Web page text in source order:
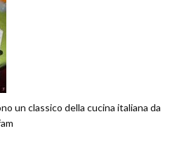
un classico della cucina italiana da